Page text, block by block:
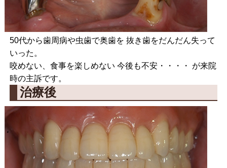
50代から歯周病や虫歯で奥歯を 抜き歯をだんだん失って
いった。
咬めない、食事を楽しめない 今後も不安・・・・ が来院
時の主訴です。
治療後